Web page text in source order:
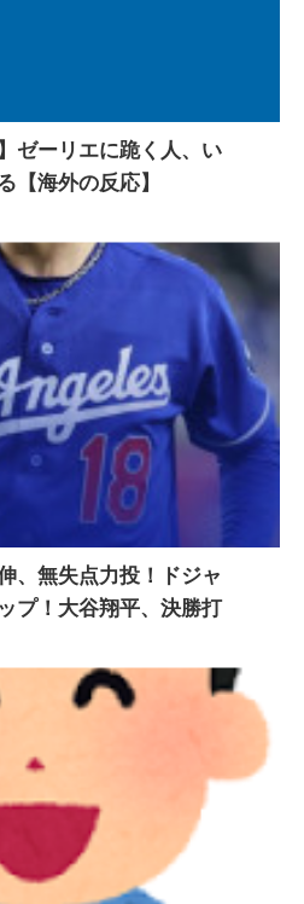
ゼーリエに跪く人、い
【海外の反応】
無失点力投！ドジャ
プ！大谷翔平、決勝打